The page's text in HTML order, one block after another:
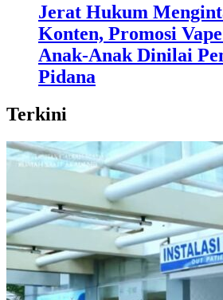
Jerat Hukum
Konten, Promosi
Anak-Anak Dinilai
Pidana
Terkini